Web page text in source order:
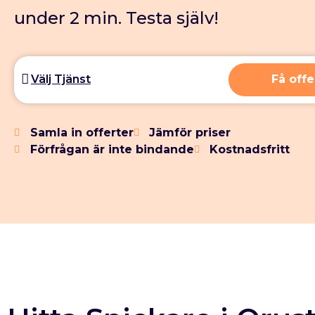
under 2 min. Testa själv!
Få
Samla in offerter
Jämför priser
Förfrågan är inte bindande
Kostnadsfritt